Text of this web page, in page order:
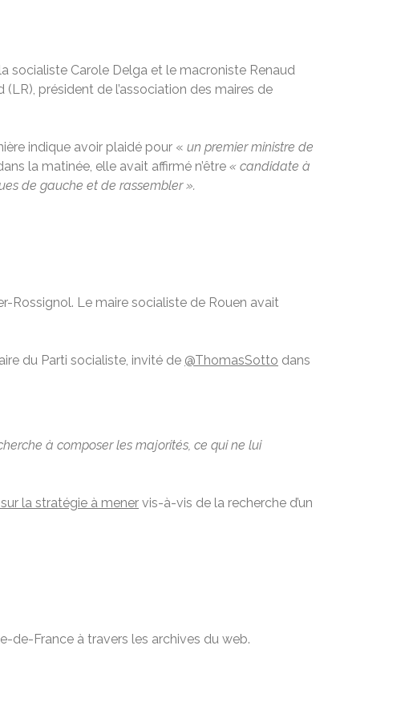
socialiste Carole Delga et le macroniste Renaud
président de l’association des maires de
indique avoir plaidé pour « un premier ministre de
la matinée, elle avait affirmé n’être « candidate à
de gauche et de rassembler ».
Rossignol. Le maire socialiste de Rouen avait
du Parti socialiste, invité de @ThomasSotto dans
à composer les majorités, ce qui ne lui
la stratégie à mener vis-à-vis de la recherche d’un
de-France à travers les archives du web.